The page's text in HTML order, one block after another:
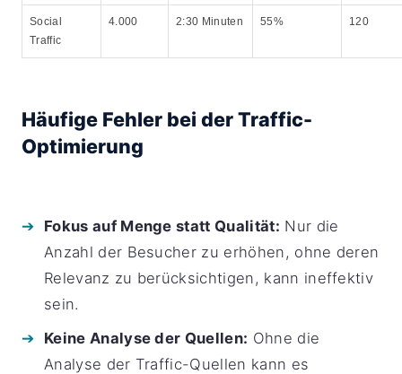
Social
Traffic
4.000 2:30 Minuten 55% 120
Häufige Fehler bei der Traffic-
Optimierung
Fokus auf Menge statt Qualität: Nur die
Anzahl der Besucher zu erhöhen, ohne deren
Relevanz zu berücksichtigen, kann ineffektiv
sein.
Keine Analyse der Quellen: Ohne die
Analyse der Traffic-Quellen kann es